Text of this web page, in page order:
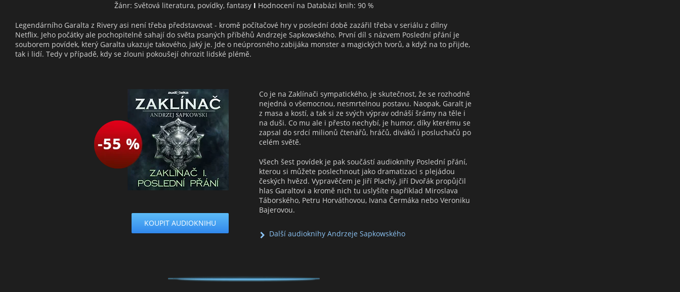
Žánr: Světová literatura, povídky, fantasy I Hodnocení na Databázi knih: 90 %
Legendárního Garalta z Rivery asi není třeba představovat - kromě počítačové hry v poslední době zazářil třeba v seriálu z dílny
Netflix. Jeho počátky ale pochopitelně sahají do světa psaných příběhů Andrzeje Sapkowského. První díl s názvem Poslední přání je
souborem povídek, který Garalta ukazuje takového, jaký je. Jde o neúprosného zabijáka monster a magických tvorů, a když na to přijde,
tak i lidí. Tedy v případě, kdy se zlouni pokoušejí ohrozit lidské plémě.
KOUPIT AUDIOKNIHU
Co je na Zaklínači sympatického, je skutečnost, že se rozhodně
nejedná o všemocnou, nesmrtelnou postavu. Naopak, Garalt je
z masa a kostí, a tak si ze svých výprav odnáší šrámy na těle i
na duši. Co mu ale i přesto nechybí, je humor, díky kterému se
zapsal do srdcí milionů čtenářů, hráčů, diváků i posluchačů po
celém světě.
Všech šest povídek je pak součástí audioknihy Poslední přání,
kterou si můžete poslechnout jako dramatizaci s plejádou
českých hvězd. Vypravěčem je Jiří Plachý, Jiří Dvořák propůjčil
hlas Garaltovi a kromě nich tu uslyšíte například Miroslava
Táborského, Petru Horváthovou, Ivana Čermáka nebo Veroniku
Bajerovou.
Další audioknihy Andrzeje Sapkowského